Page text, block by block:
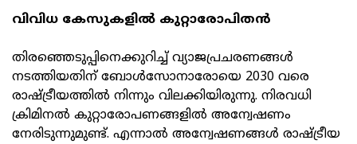
വിവിധ കേസുകളില്‍ കുറ്റാരോപിതന്‍
തിരഞ്ഞെടുപ്പിനെക്കുറിച്ച് വ്യാജപ്രചരണങ്ങള്‍
നടത്തിയതിന് ബോള്‍സോനാരോയെ 2030 വരെ
രാഷ്ട്രീയത്തില്‍ നിന്നും വിലക്കിയിരുന്നു. നിരവധി
ക്രിമിനല്‍ കുറ്റാരോപണങ്ങളില്‍ അന്വേഷണം
നേരിടുന്നുമുണ്ട്. എന്നാല്‍ അന്വേഷണങ്ങള്‍ രാഷ്ട്രീയ